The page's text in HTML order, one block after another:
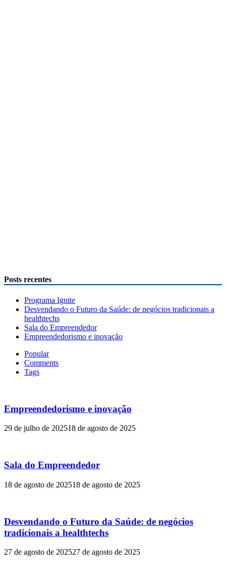
Posts recentes
Programa Ignite
Desvendando o Futuro da Saúde: de negócios tradicionais a
healthtechs
Sala do Empreendedor
Empreendedorismo e inovação
Popular
Comments
Tags
Empreendedorismo e inovação
29 de julho de 202518 de agosto de 2025
Sala do Empreendedor
18 de agosto de 202518 de agosto de 2025
Desvendando o Futuro da Saúde: de negócios
tradicionais a healthtechs
27 de agosto de 202527 de agosto de 2025